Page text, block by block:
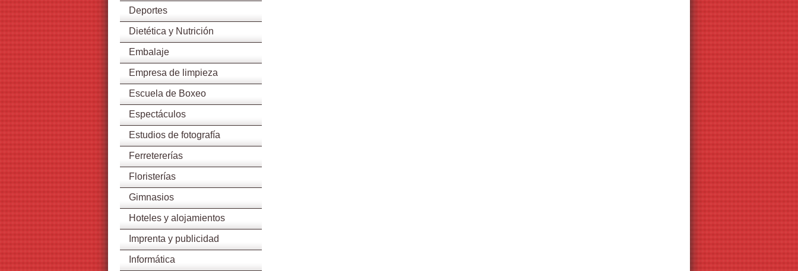
Deportes
Dietética y Nutrición
Embalaje
Empresa de limpieza
Escuela de Boxeo
Espectáculos
Estudios de fotografía
Ferretererías
Floristerías
Gimnasios
Hoteles y alojamientos
Imprenta y publicidad
Informática